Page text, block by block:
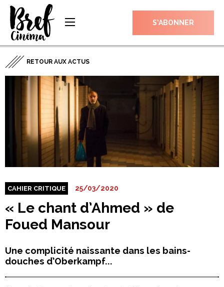
S’ABONNER
RETOUR AUX ACTUS
CAHIER CRITIQUE 25/03/2020
« Le chant d’Ahmed » de
Foued Mansour
Une complicité naissante dans les bains-
douches d’Oberkampf...